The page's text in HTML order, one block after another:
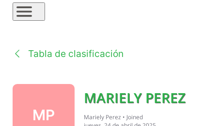
Tabla de clasificación
MP
MARIELY PEREZ
Mariely Perez • Joined